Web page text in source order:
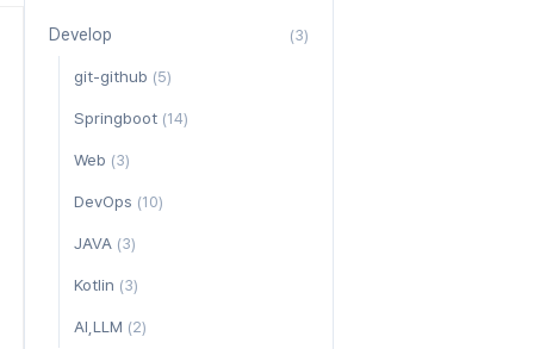
Develop (3)
git-github (5)
Springboot (14)
Web (3)
DevOps (10)
JAVA (3)
Kotlin (3)
AI,LLM (2)